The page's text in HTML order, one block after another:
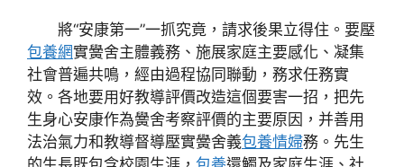
將“安康第一”一抓究竟，請求後果立得住。要壓
包養網實黌舍主體義務、施展家庭主要感化、凝集
社會普遍共鳴，經由過程協同聯動，務求任務實
效。各地要用好教導評價改造這個要害一招，把先
生身心安康作為黌舍考察評價的主要原因，并善用
法治氣力和教導督導壓實黌舍義包養情婦務。先生